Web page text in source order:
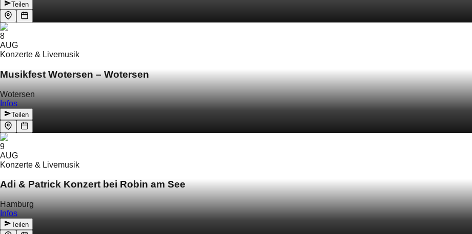
Teilen
8
AUG
Konzerte & Livemusik
Musikfest Wotersen – Wotersen
Wotersen
Infos
Teilen
9
AUG
Konzerte & Livemusik
Adi & Patrick Konzert bei Robin am See
Hamburg
Infos
Teilen